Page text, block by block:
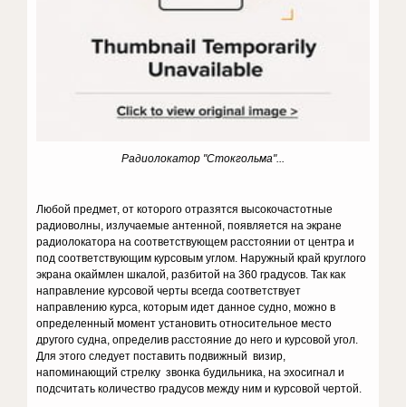
Радиолокатор "Стокгольма"...
Любой предмет, от которого отразятся высокочастотные
радиоволны, излучаемые антенной, появляется на экране
радиолокатора на соответствующем расстоянии от центра и
под соответствующим курсовым углом. Наружный край круглого
экрана окаймлен шкалой, разбитой на 360 градусов. Так как
направление курсовой черты всегда соответствует
направлению курса, которым идет данное судно, можно в
определенный момент установить относительное место
другого судна, определив расстояние до него и курсовой угол.
Для этого следует поставить подвижный визир,
напоминающий стрелку звонка будильника, на эхосигнал и
подсчитать количество градусов между ним и курсовой чертой.